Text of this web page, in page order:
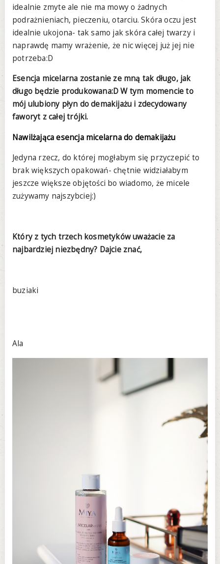
idealnie zmyte ale nie ma mowy o żadnych
podrażnieniach, pieczeniu, otarciu. Skóra oczu jest
idealnie ukojona- tak samo jak skóra całej twarzy i
naprawdę mamy wrażenie, że nic więcej już jej nie
potrzeba:D
Esencja micelarna zostanie ze mną tak długo, jak
długo będzie produkowana:D W tym momencie to
mój ulubiony płyn do demakijażu i zdecydowany
faworyt z całej trójki.
Nawilżająca esencja micelarna do demakijażu
Jedyna rzecz, do której mogłabym się przyczepić to
brak większych opakowań- chętnie widziałabym
jeszcze większe objętości bo wiadomo, że micele
zużywamy najszybciej:)
Który z tych trzech kosmetyków uważacie za
najbardziej niezbędny? Dajcie znać,
buziaki
Ala